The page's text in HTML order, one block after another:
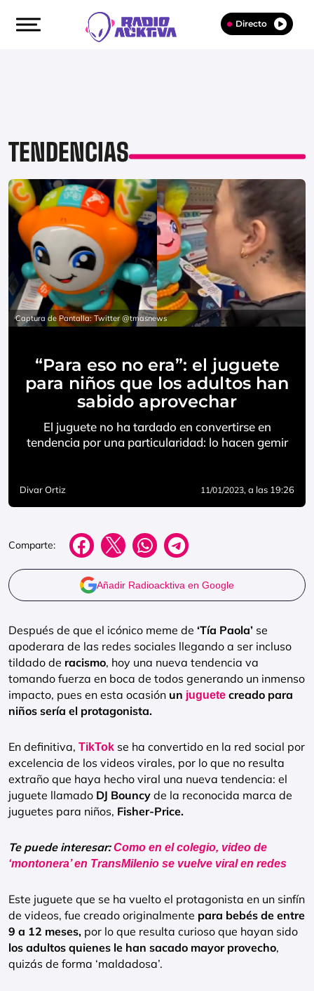
Directo
TENDENCIAS
Captura de Pantalla: Twitter @tmasnews
“Para eso no era”: el juguete
para niños que los adultos han
sabido aprovechar
El juguete no ha tardado en convertirse en
tendencia por una particularidad: lo hacen gemir
Divar Ortiz 11/01/2023, a las 19:26
Comparte:
Añadir Radioacktiva en Google
Después de que el icónico meme de ‘Tía Paola’ se
apoderara de las redes sociales llegando a ser incluso
tildado de racismo, hoy una nueva tendencia va
tomando fuerza en boca de todos generando un inmenso
impacto, pues en esta ocasión un juguete creado para
niños sería el protagonista.
En definitiva, TikTok se ha convertido en la red social por
excelencia de los videos virales, por lo que no resulta
extraño que haya hecho viral una nueva tendencia: el
juguete llamado DJ Bouncy de la reconocida marca de
juguetes para niños, Fisher-Price.
Te puede interesar:Como en el colegio, video de
‘montonera’ en TransMilenio se vuelve viral en redes
Este juguete que se ha vuelto el protagonista en un sinfín
de videos, fue creado originalmente para bebés de entre
9 a 12 meses, por lo que resulta curioso que hayan sido
los adultos quienes le han sacado mayor provecho,
quizás de forma ‘maldadosa’.